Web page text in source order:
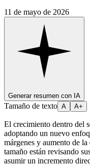
11 de mayo de 2026
Generar resumen con IA
Tamaño de texto A A+
El crecimiento dentro del
adoptando un nuevo
márgenes y aumento de
tamaño están revisando
asumir un incremento